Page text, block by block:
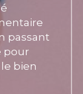
passant
pour
bien